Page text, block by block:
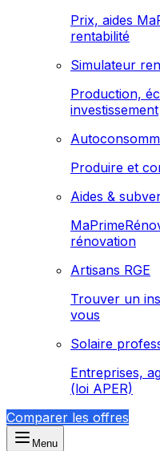
Prix, aides
rentabilité
Simulateur
Production,
investissement
Produire et
Aides &
rénovation
Artisans RGE
Trouver un
vous
Solaire
Entreprises,
(loi APER)
Comparer les offres
Menu